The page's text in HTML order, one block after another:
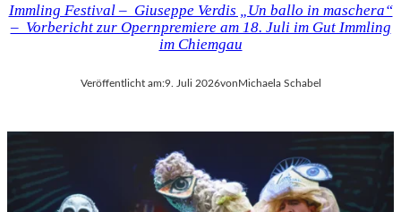
Immling Festival – Giuseppe Verdis „Un ballo in maschera“
– Vorbericht zur Opernpremiere am 18. Juli im Gut Immling
im Chiemgau
Veröffentlicht am:9. Juli 2026vonMichaela Schabel